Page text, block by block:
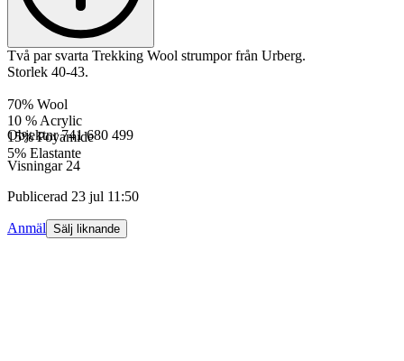
Två par svarta Trekking Wool strumpor från Urberg.
Storlek 40-43.
70% Wool
10 % Acrylic
15% Poyamide
5% Elastante
Objektnr 741 680 499
Visningar 24
Publicerad 23 jul 11:50
Anmäl Sälj liknande